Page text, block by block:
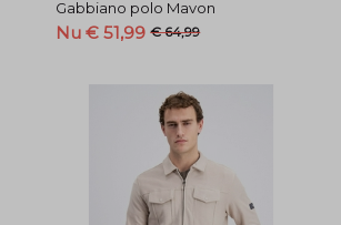
Gabbiano polo Mavon
Nu € 51,99 € 64,99